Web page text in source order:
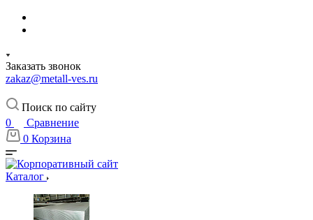
Заказать звонок
zakaz@metall-ves.ru
Поиск по сайту
0
Сравнение
0 Корзина
Каталог